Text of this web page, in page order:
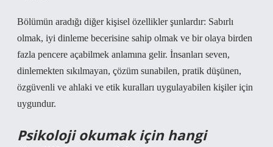
Bölümün aradığı diğer kişisel özellikler şunlardır: Sabırlı
olmak, iyi dinleme becerisine sahip olmak ve bir olaya birden
fazla pencere açabilmek anlamına gelir. İnsanları seven,
dinlemekten sıkılmayan, çözüm sunabilen, pratik düşünen,
özgüvenli ve ahlaki ve etik kuralları uygulayabilen kişiler için
uygundur.
Psikoloji okumak için hangi